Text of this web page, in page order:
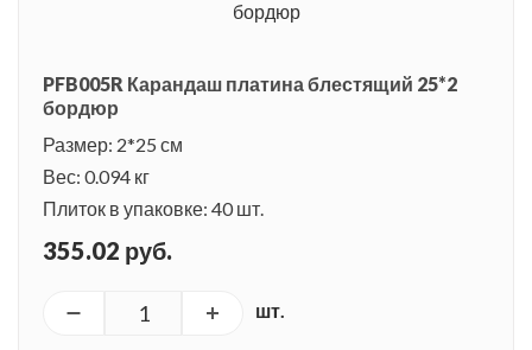
PFB005R Карандаш платина блестящий 25*2
бордюр
Размер: 2*25 см
Вес: 0.094 кг
Плиток в упаковке: 40 шт.
355.02 руб.
шт.